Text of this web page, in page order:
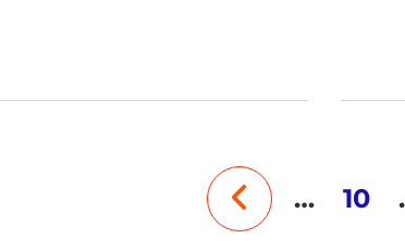
… 10